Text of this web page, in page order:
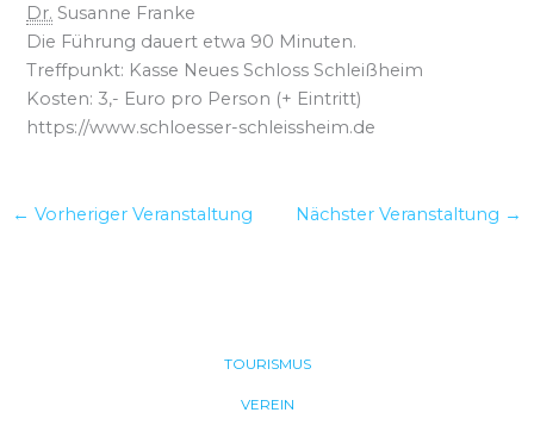
Dr. Susanne Franke
Die Führung dauert etwa 90 Minuten.
Treffpunkt: Kasse Neues Schloss Schleißheim
Kosten: 3,- Euro pro Person (+ Eintritt)
https://www.schloesser-schleissheim.de
← Vorheriger Veranstaltung Nächster Veranstaltung →
TOURISMUS
VEREIN